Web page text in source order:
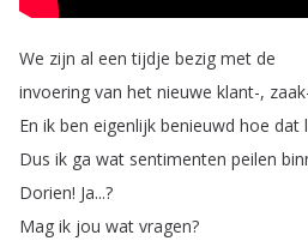
We zijn al een tijdje bezig met de
invoering van het nieuwe klant-,
En ik ben eigenlijk benieuwd hoe dat
Dus ik ga wat sentimenten peilen
Dorien! Ja...?
Mag ik jou wat vragen?